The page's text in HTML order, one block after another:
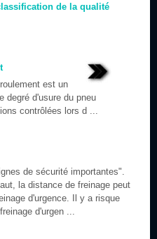
de la qualité
est un
degré d'usure du pneu
contrôlées lors d ...
de sécurité importantes".
la distance de freinage peut
d'urgence. Il y a risque
d'urgen ...